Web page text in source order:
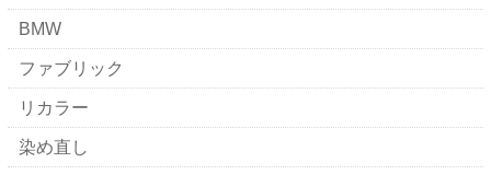
BMW
ファブリック
リカラー
染め直し